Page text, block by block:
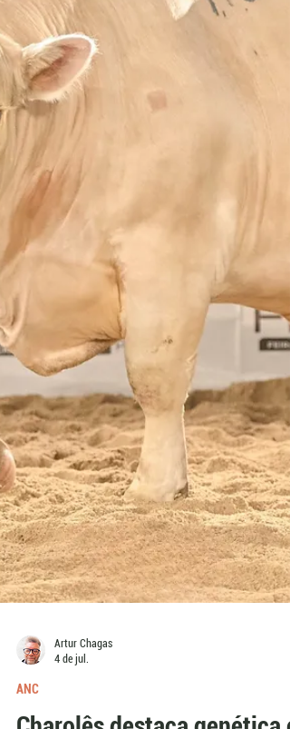
definiu os campeões Braford. Segundo o jurado
Igor Saldanha de Freitas, o modelo que combina
fenótipo e genética amplia o conhecimento
na seleção dos rebanhos.